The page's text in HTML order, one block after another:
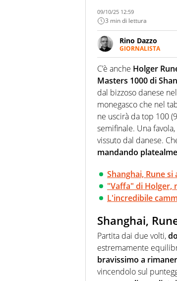
09/10/25 12:59
3 min di lettura
Rino Dazzo
GIORNALISTA
Se mai ci fosse
farebbe parte.
curve
C’è anche Holger
Masters 1000 di
dal bizzoso danese
monegasco che nel
ne uscirà da top 100
semifinale. Una
vissuto dal danese.
mandando
Shanghai, Rune
"Vaffa" di Holger,
L'incredibile
Shanghai,
Partita dai due volti,
estremamente
bravissimo a
vincendolo sul